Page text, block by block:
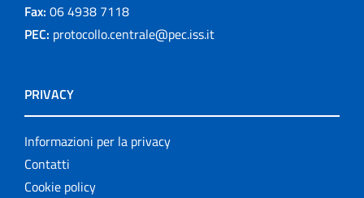
Fax: 06 4938 7118
PEC: protocollo.centrale@pec.iss.it
PRIVACY
Informazioni per la privacy
Contatti
Cookie policy